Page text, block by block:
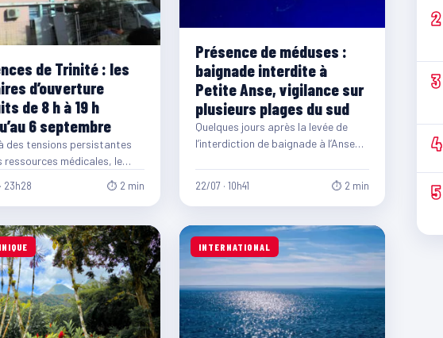
de Trinité : les
d’ouverture
de 8 h à 19 h
6 septembre
des tensions persistantes
ressources médicales, le
Martinique annonce une
adaptation temporaire…
23h28 ⏱ 2 min
Présence de méduses :
baignade interdite à
Petite Anse, vigilance sur
plusieurs plages du sud
Quelques jours après la levée de
l’interdiction de baignade à l’Anse
22/07 · 10h41 ⏱ 2 min
INTERNATIONAL
2
3
4
5